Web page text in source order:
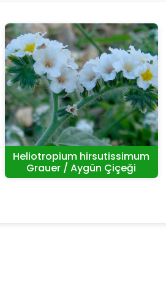
Heliotropium hirsutissimum
Grauer / Aygün Çiçeği